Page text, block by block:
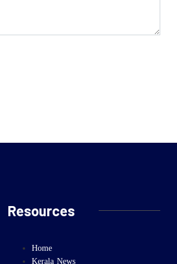
Resources
Home